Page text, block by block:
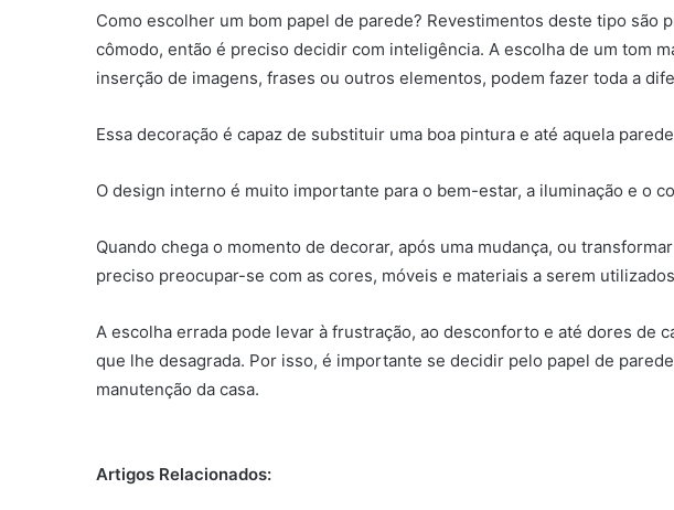
Como escolher um bom papel de parede? Revestimentos deste tipo são
cômodo, então é preciso decidir com inteligência. A escolha de um tom
inserção de imagens, frases ou outros elementos, podem fazer toda a
Essa decoração é capaz de substituir uma boa pintura e até aquela
O design interno é muito importante para o bem-estar, a iluminação e o
Quando chega o momento de decorar, após uma mudança, ou
preciso preocupar-se com as cores, móveis e materiais a serem
A escolha errada pode levar à frustração, ao desconforto e até dores de
que lhe desagrada. Por isso, é importante se decidir pelo papel de
manutenção da casa.
Artigos Relacionados: